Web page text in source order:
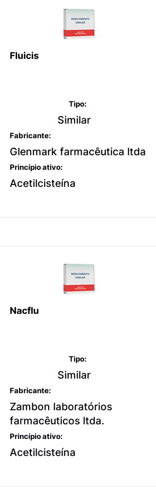
Fluicis
Tipo:
Similar
Fabricante:
Glenmark farmacêutica ltda
Princípio ativo:
Acetilcisteína
Nacflu
Tipo:
Similar
Fabricante:
Zambon laboratórios
farmacêuticos ltda.
Princípio ativo:
Acetilcisteína